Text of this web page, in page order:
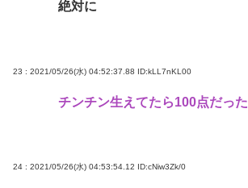
絶対に
23 : 2021/05/26(水) 04:52:37.88 ID:kLL7nKL00
チンチン生えてたら100点だった
24 : 2021/05/26(水) 04:53:54.12 ID:cNiw3Zk/0